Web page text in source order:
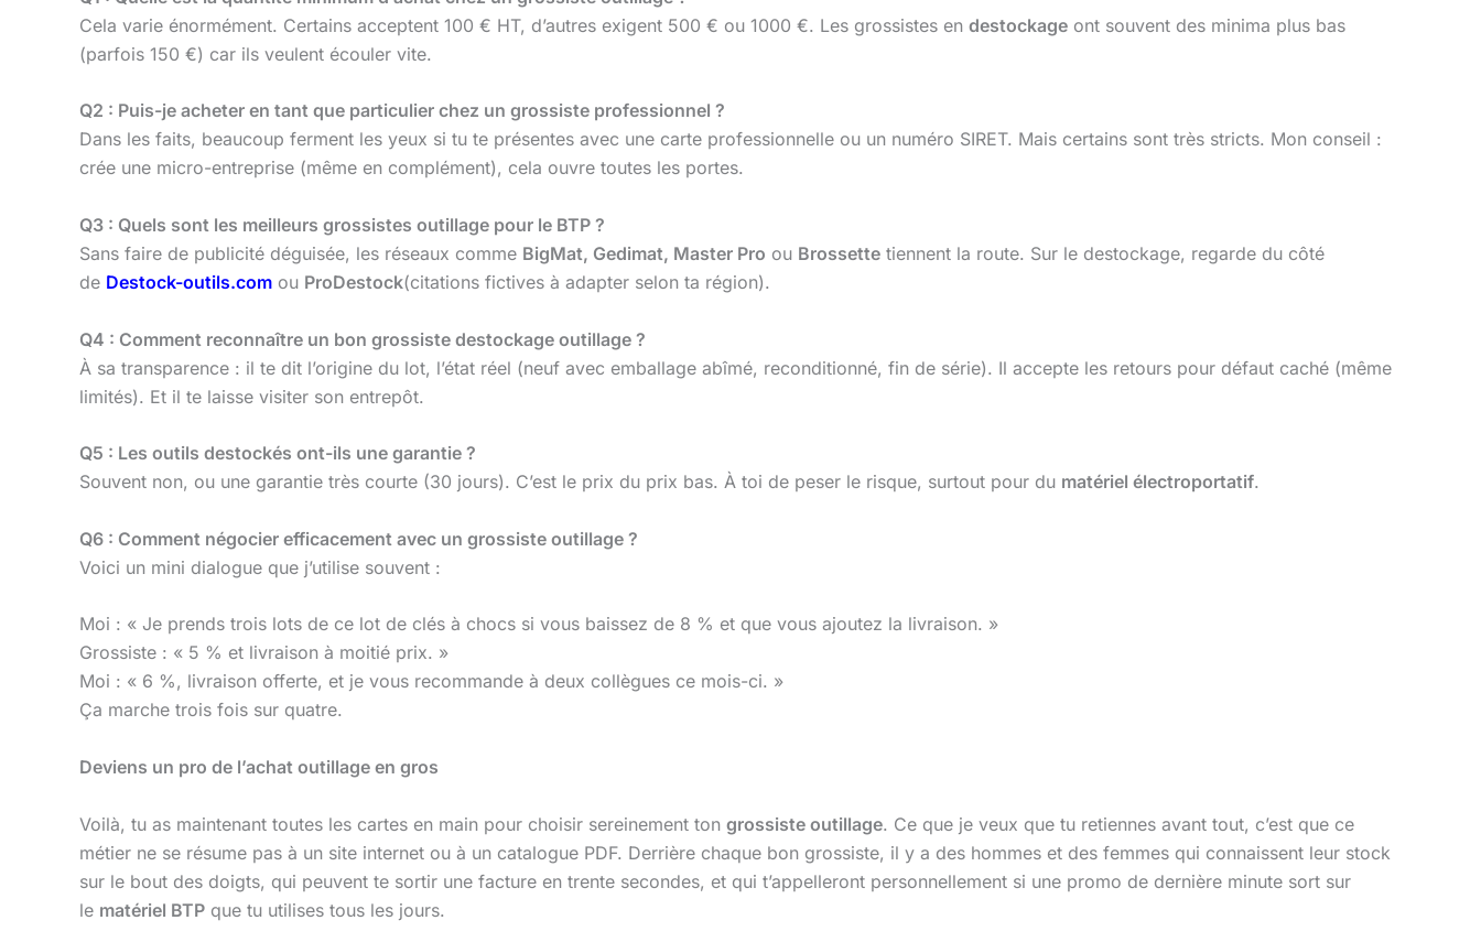
Cela varie énormément. Certains acceptent 100 € HT, d’autres exigent 500 € ou 1000 €. Les grossistes en destockage ont souvent des minima plus bas
(parfois 150 €) car ils veulent écouler vite.
Q2 : Puis-je acheter en tant que particulier chez un grossiste professionnel ?
Dans les faits, beaucoup ferment les yeux si tu te présentes avec une carte professionnelle ou un numéro SIRET. Mais certains sont très stricts. Mon conseil :
crée une micro-entreprise (même en complément), cela ouvre toutes les portes.
Q3 : Quels sont les meilleurs grossistes outillage pour le BTP ?
Sans faire de publicité déguisée, les réseaux comme BigMat, Gedimat, Master Pro ou Brossette tiennent la route. Sur le destockage, regarde du côté
de Destock-outils.com ou ProDestock(citations fictives à adapter selon ta région).
Q4 : Comment reconnaître un bon grossiste destockage outillage ?
À sa transparence : il te dit l’origine du lot, l’état réel (neuf avec emballage abîmé, reconditionné, fin de série). Il accepte les retours pour défaut caché (même
limités). Et il te laisse visiter son entrepôt.
Q5 : Les outils destockés ont-ils une garantie ?
Souvent non, ou une garantie très courte (30 jours). C’est le prix du prix bas. À toi de peser le risque, surtout pour du matériel électroportatif.
Q6 : Comment négocier efficacement avec un grossiste outillage ?
Voici un mini dialogue que j’utilise souvent :
Moi : « Je prends trois lots de ce lot de clés à chocs si vous baissez de 8 % et que vous ajoutez la livraison. »
Grossiste : « 5 % et livraison à moitié prix. »
Moi : « 6 %, livraison offerte, et je vous recommande à deux collègues ce mois-ci. »
Ça marche trois fois sur quatre.
Deviens un pro de l’achat outillage en gros
Voilà, tu as maintenant toutes les cartes en main pour choisir sereinement ton grossiste outillage. Ce que je veux que tu retiennes avant tout, c’est que ce
métier ne se résume pas à un site internet ou à un catalogue PDF. Derrière chaque bon grossiste, il y a des hommes et des femmes qui connaissent leur stock
sur le bout des doigts, qui peuvent te sortir une facture en trente secondes, et qui t’appelleront personnellement si une promo de dernière minute sort sur
le matériel BTP que tu utilises tous les jours.